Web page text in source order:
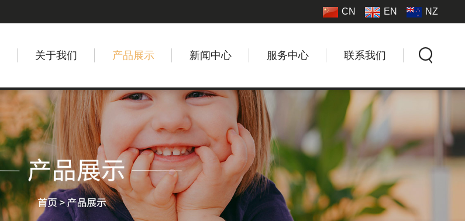
CN EN NZ
关于我们 产品展示 新闻中心 服务中心 联系我们